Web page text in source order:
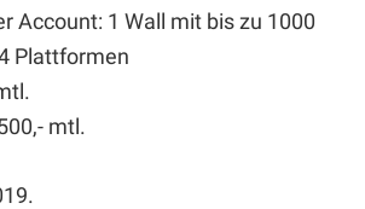
Account: 1 Wall mit bis zu 1000
Plattformen
mtl.